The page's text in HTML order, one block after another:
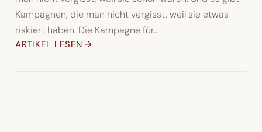
Kampagnen, die man nicht vergisst, weil sie etwas
riskiert haben. Die Kampagne für...
ARTIKEL LESEN →